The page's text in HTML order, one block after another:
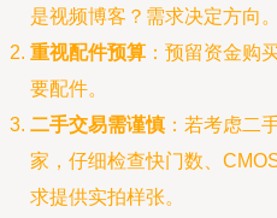
是视频博客？需求决定方向。
重视配件预算 ：预留资金购
要配件。
二手交易需谨慎 ：若考虑二
家，仔细检查快门数、
求提供实拍样张。